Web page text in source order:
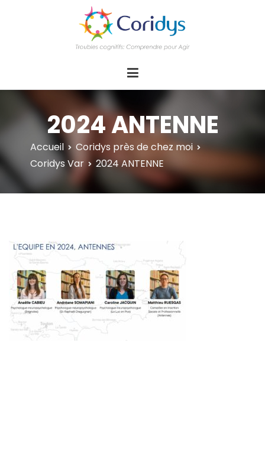
d'actions Information Accompagnement
Innovation/E­xpertise Formations autour des
troubles cognitifs dys ou acquis
2024 ANTENNE
Accueil
Coridys près de chez moi
Coridys Var
2024 ANTENNE